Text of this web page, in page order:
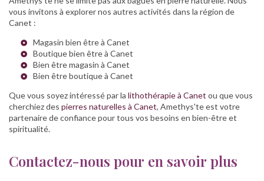
vous invitons à explorer nos autres activités dans la région de
Canet :
Magasin bien être à Canet
Boutique bien être à Canet
Bien être magasin à Canet
Bien être boutique à Canet
Que vous soyez intéressé par la lithothérapie à Canet ou que vous
cherchiez des pierres naturelles à Canet, Amethys'te est votre
partenaire de confiance pour tous vos besoins en bien-être et
spiritualité.
Contactez-nous pour en savoir plus